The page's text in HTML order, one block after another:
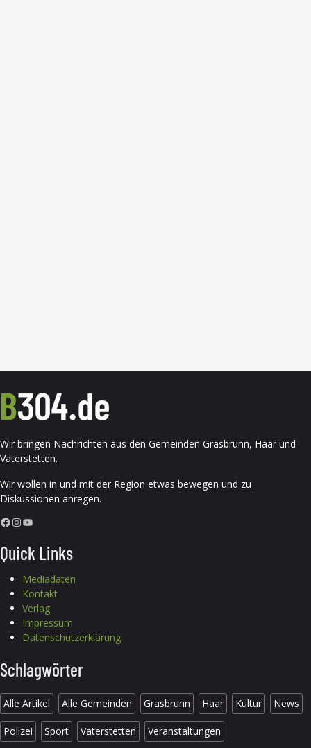
Wir bringen Nachrichten aus den Gemeinden Grasbrunn, Haar und
Vaterstetten.
Wir wollen in und mit der Region etwas bewegen und zu
Diskussionen anregen.
Facebook InstagramYouTube
Quick Links
Mediadaten
Kontakt
Verlag
Impressum
Datenschutzerklärung
Schlagwörter
Alle Artikel Alle Gemeinden Grasbrunn Haar Kultur News
Polizei Sport Vaterstetten Veranstaltungen